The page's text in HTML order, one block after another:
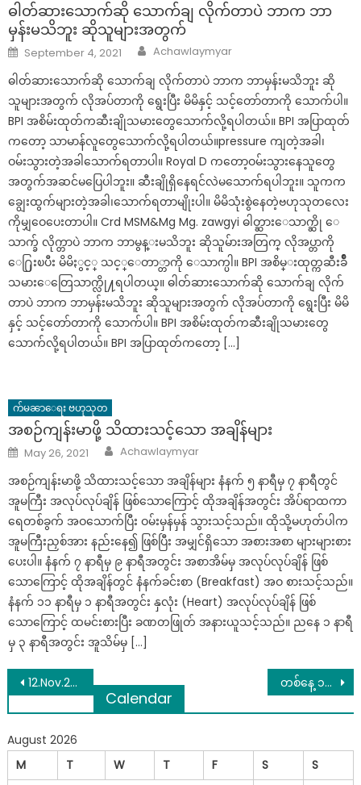
ဓါတ်ဆားသောက်ဆို သောက်ချ လိုက်တာပဲ ဘာက ဘာ
မှန်းမသိဘူး ဆိုသူများအတွက်
Posted
on
September 4, 2021 Author
Achawlaymyar
ဓါတ်ဆားသောက်ဆို သောက်ချ လိုက်တာပဲ ဘာက ဘာမှန်းမသိဘူး ဆို
သူများအတွက် လိုအပ်တာကို ရွေးပြီး မိမိနှင့် သင့်တော်တာကို သောက်ပါ။
BPI အစိမ်းထုတ်ကဆီးချိုသမားတွေသောက်လို့ရပါတယ်။ BPI အပြာထုတ်
ကတော့ သာမာန်လူတွေသောက်လို့ရပါတယ်။pressure ကျတဲ့အခါ၊
ဝမ်းသွားတဲ့အခါသောက်ရတာပါ။ Royal D ကတော့ဝမ်းသွားနေသူတွေ
အတွက်အဆင်မပြေပါဘူး။ ဆီးချိုရှိနေရင်လဲမသောက်ရပါဘူး။ သူကက
ချွေးထွက်များတဲ့အခါ၊သောက်ရတာမျိုးပါ။ မိမိသုံးစွဲနေတဲ့ဗဟုသုတလေး
ကိုမျှဝေပေးတာပါ။ Crd MSM&Mg Mg. zawgyi ဓါတ္ဆားေသာက္ဆို ေ
သာက္ခ် လိုက္တာပဲ ဘာက ဘာမွန္းမသိဘူး ဆိုသူမ်ားအတြက္ လိုအပ္တာကို
ေ႐ြးၿပီး မိမိႏွင့္ သင့္ေတာ္တာကို ေသာက္ပါ။ BPI အစိမ္းထုတ္ကဆီးခ်ိဳ
သမားေတြေသာက္လို႔ရပါတယ္။ ဓါတ်ဆားသောက်ဆို သောက်ချ လိုက်
တာပဲ ဘာက ဘာမှန်းမသိဘူး ဆိုသူများအတွက် လိုအပ်တာကို ရွေးပြီး မိမိ
နှင့် သင့်တော်တာကို သောက်ပါ။ BPI အစိမ်းထုတ်ကဆီးချိုသမားတွေ
သောက်လို့ရပါတယ်။ BPI အပြာထုတ်ကတော့ […]
က်မၼာေရး ဗဟုသုတ
အစဉ်ကျန်းမာဖို့ သိထားသင့်သော အချိန်များ
Posted
on
May 26, 2021 Author
Achawlaymyar
အစဉ်ကျန်းမာဖို့ သိထားသင့်သော အချိန်များ နံနက် ၅ နာရီမှ ၇ နာရီတွင်
အူမကြီး အလုပ်လုပ်ချိန် ဖြစ်သောကြောင့် ထိုအချိန်အတွင်း အိပ်ရာထကာ
ရေတစ်ခွက် အဝသောက်ပြီး ဝမ်းမှန်မှန် သွားသင့်သည်။ ထိုသို့မဟုတ်ပါက
အူမကြီးညှစ်အား နည်းနေ၍ ဖြစ်ပြီး အမျှင်ရှိသော အစားအစာ များများစား
ပေးပါ။ နံနက် ၇ နာရီမှ ၉ နာရီအတွင်း အစာအိမ်မှ အလုပ်လုပ်ချိန် ဖြစ်
သောကြောင့် ထိုအချိန်တွင် နံနက်ခင်းစာ (Breakfast) အဝ စားသင့်သည်။
နံနက် ၁၁ နာရီမှ ၁ နာရီအတွင်း နှလုံး (Heart) အလုပ်လုပ်ချိန် ဖြစ်
သောကြောင့် ထမင်းစားပြီး ခဏတဖြုတ် အနားယူသင့်သည်။ ညနေ ၁ နာရီ
မှ ၃ နာရီအတွင်း အူသိမ်မှ […]
Post
navigation
12.Nov.2021 မွ 18.Nov.2021 အထိတစ္ပတ္စာ ၇ရက္သားသမီး ေဟာစာတမ္း တစ်နေ့ ၁၂ကြိမ်ထိ ချစ်ပွဲဝင်နိုင်တဲ့ ဇနီးကိုမစွန့်လွှတ်နိုင်လို့ ပိုင်ဆိုင်မှုအကုန်ပေးပြီး ဆက်လက်တွဲခဲ့တဲ့ အီကာဒီ
Calendar
August 2026
M
T W T F S
S